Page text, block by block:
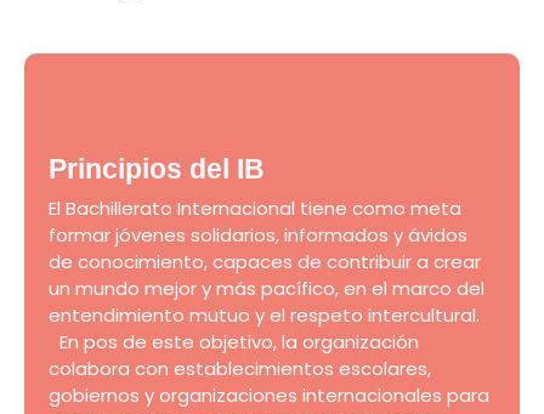
Principios del IB
El Bachillerato Internacional tiene como meta
formar jóvenes solidarios, informados y ávidos
de conocimiento, capaces de contribuir a crear
un mundo mejor y más pacífico, en el marco del
entendimiento mutuo y el respeto intercultural.
En pos de este objetivo, la organización
colabora con establecimientos escolares,
gobiernos y organizaciones internacionales para